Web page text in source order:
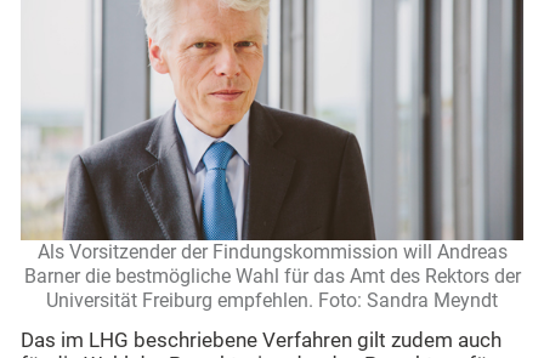
Als Vorsitzender der Findungskommission will Andreas
Barner die bestmögliche Wahl für das Amt des Rektors der
Universität Freiburg empfehlen. Foto: Sandra Meyndt
Das im LHG beschriebene Verfahren gilt zudem auch